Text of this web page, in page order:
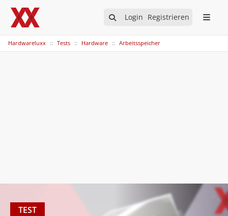
Login Registrieren
Hardwareluxx Tests Hardware Arbeitsspeicher
TEST